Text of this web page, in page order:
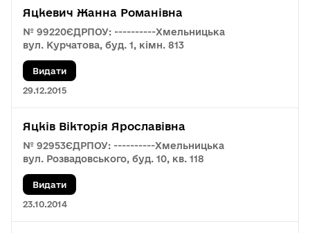
Яцкевич Жанна Романівна
№ 99220ЄДРПОУ: ----------Хмельницька
вул. Курчатова, буд. 1, кімн. 813
Видати
29.12.2015
Яцків Вікторія Ярославівна
№ 92953ЄДРПОУ: ----------Хмельницька
вул. Розвадовського, буд. 10, кв. 118
Видати
23.10.2014